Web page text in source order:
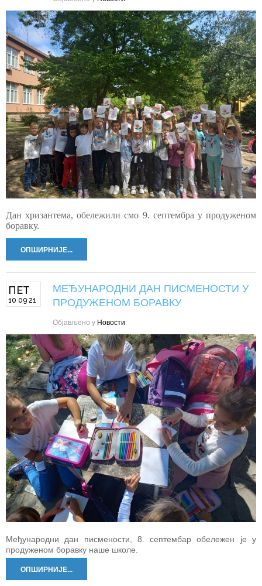
Дан хризантема, обележили смо 9. септембра у продуженом
боравку.
ОПШИРНИЈЕ...
ПЕТ
10 09 21
МЕЂУНАРОДНИ ДАН ПИСМЕНОСТИ У
ПРОДУЖЕНОМ БОРАВКУ
Објављено у Новости
Међународни дан писмености, 8. септембар обележен је у
продуженом боравку наше школе.
ОПШИРНИЈЕ...